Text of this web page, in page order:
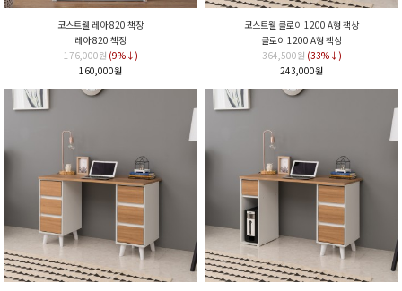
코스트웰 레아 820 책장
레아 820 책장
176,000원 (9%↓)
160,000원
코스트웰 클로이 1200 A형 책상
클로이 1200 A형 책상
364,500원 (33%↓)
243,000원